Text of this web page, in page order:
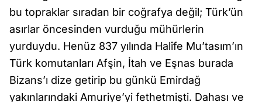
bu topraklar sıradan bir coğrafya değil; Türk’ün
asırlar öncesinden vurduğu mühürlerin
yurduydu. Henüz 837 yılında Halîfe Mu’tasım’ın
Türk komutanları Afşin, İtah ve Eşnas burada
Bizans’ı dize getirip bu günkü Emirdağ
yakınlarındaki Amuriye’yi fethetmişti. Dahası ve